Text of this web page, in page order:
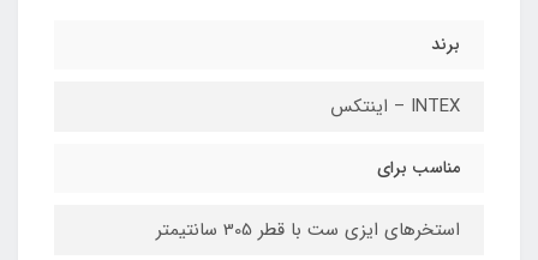
برند
INTEX – اینتکس
مناسب برای
استخرهای ایزی ست با قطر 305 سانتیمتر